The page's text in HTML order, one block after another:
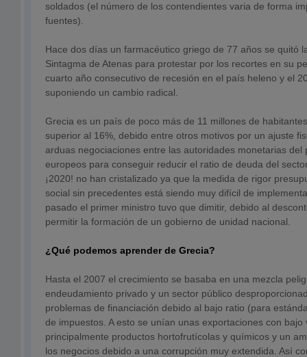
soldados (el número de los contendientes varia de forma
fuentes).
Hace dos días un farmacéutico griego de 77 años se quitó
Sintagma de Atenas para protestar por los recortes en su
cuarto año consecutivo de recesión en el país heleno y el
suponiendo un cambio radical.
Grecia es un país de poco más de 11 millones de
superior al 16%, debido entre otros motivos por un ajuste
arduas negociaciones entre las autoridades monetarias del
europeos para conseguir reducir el ratio de deuda del
¡2020! no han cristalizado ya que la medida de rigor
social sin precedentes está siendo muy difícil de
pasado el primer ministro tuvo que dimitir, debido al
permitir la formación de un gobierno de unidad nacional.
¿Qué podemos aprender de Grecia?
Hasta el 2007 el crecimiento se basaba en una mezcla
endeudamiento privado y un sector público
problemas de financiación debido al bajo ratio (para
de impuestos. A esto se unían unas exportaciones con bajo
principalmente productos hortofrutícolas y químicos y un
los negocios debido a una corrupción muy extendida. Así